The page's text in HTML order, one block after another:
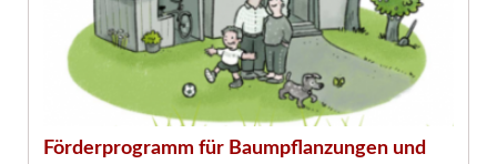
Förderprogramm für Baumpflanzungen und